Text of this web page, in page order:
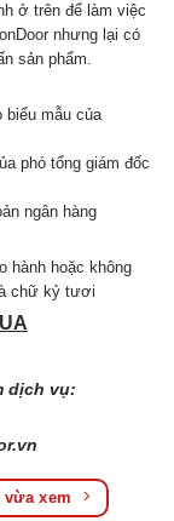
ở trên để làm việc
nhưng lại có
sản phẩm.
biểu mẫu của
phó tổng giám đốc
ngân hàng
hành hoặc không
chữ kỷ tươi
dịch vụ:
xem